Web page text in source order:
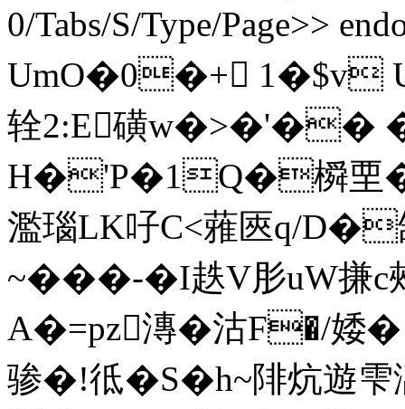
0/Tabs/S/Type/Page>>
UmO�0�+ 1�$v
辁2:E磺w�>�'��
H�'P�1Q�橓垔�
濫瑙LK吇C<蕥匧q/D�
~���-�I趃V肜uW
A�=pz漙�沽F�/婑
骖�!彽�S�h~陫炕遊